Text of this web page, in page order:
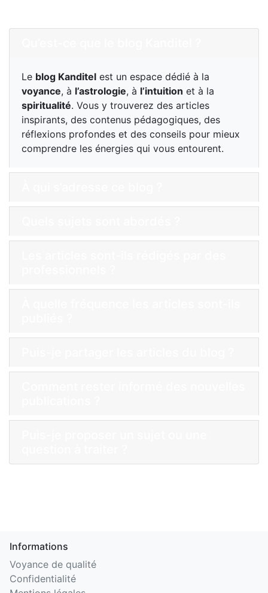
Le blog Kanditel est un espace dédié à la
voyance, à l’astrologie, à l’intuition et à la
spiritualité. Vous y trouverez des articles
inspirants, des contenus pédagogiques, des
réflexions profondes et des conseils pour mieux
comprendre les énergies qui vous entourent.
Informations
Voyance de qualité
Confidentialité